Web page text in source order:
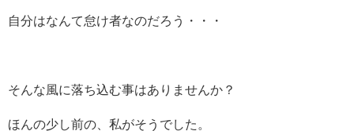
自分はなんて怠け者なのだろう・・・
そんな風に落ち込む事はありませんか？
ほんの少し前の、私がそうでした。